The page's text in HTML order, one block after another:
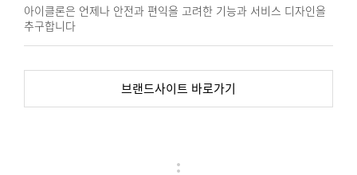
아이클론은 언제나 안전과 편익을 고려한 기능과 서비스 디자인을
추구합니다
브랜드사이트 바로가기